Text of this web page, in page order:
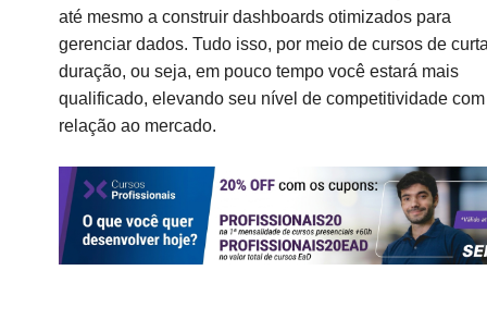
até mesmo a construir dashboards otimizados para
gerenciar dados. Tudo isso, por meio de cursos de
duração, ou seja, em pouco tempo você estará mais
qualificado, elevando seu nível de competitividade com
relação ao mercado.